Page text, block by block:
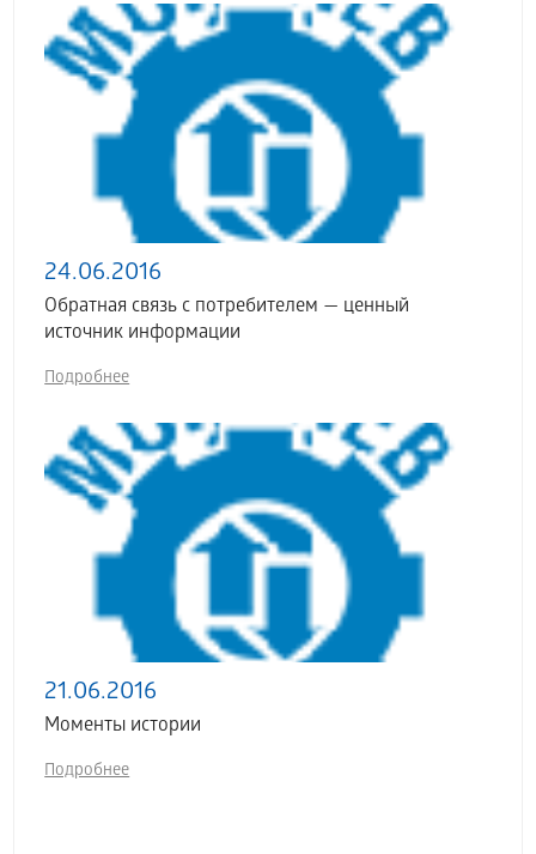
24.06.2016
Обратная связь с потребителем — ценный
источник информации
Подробнее
21.06.2016
Моменты истории
Подробнее